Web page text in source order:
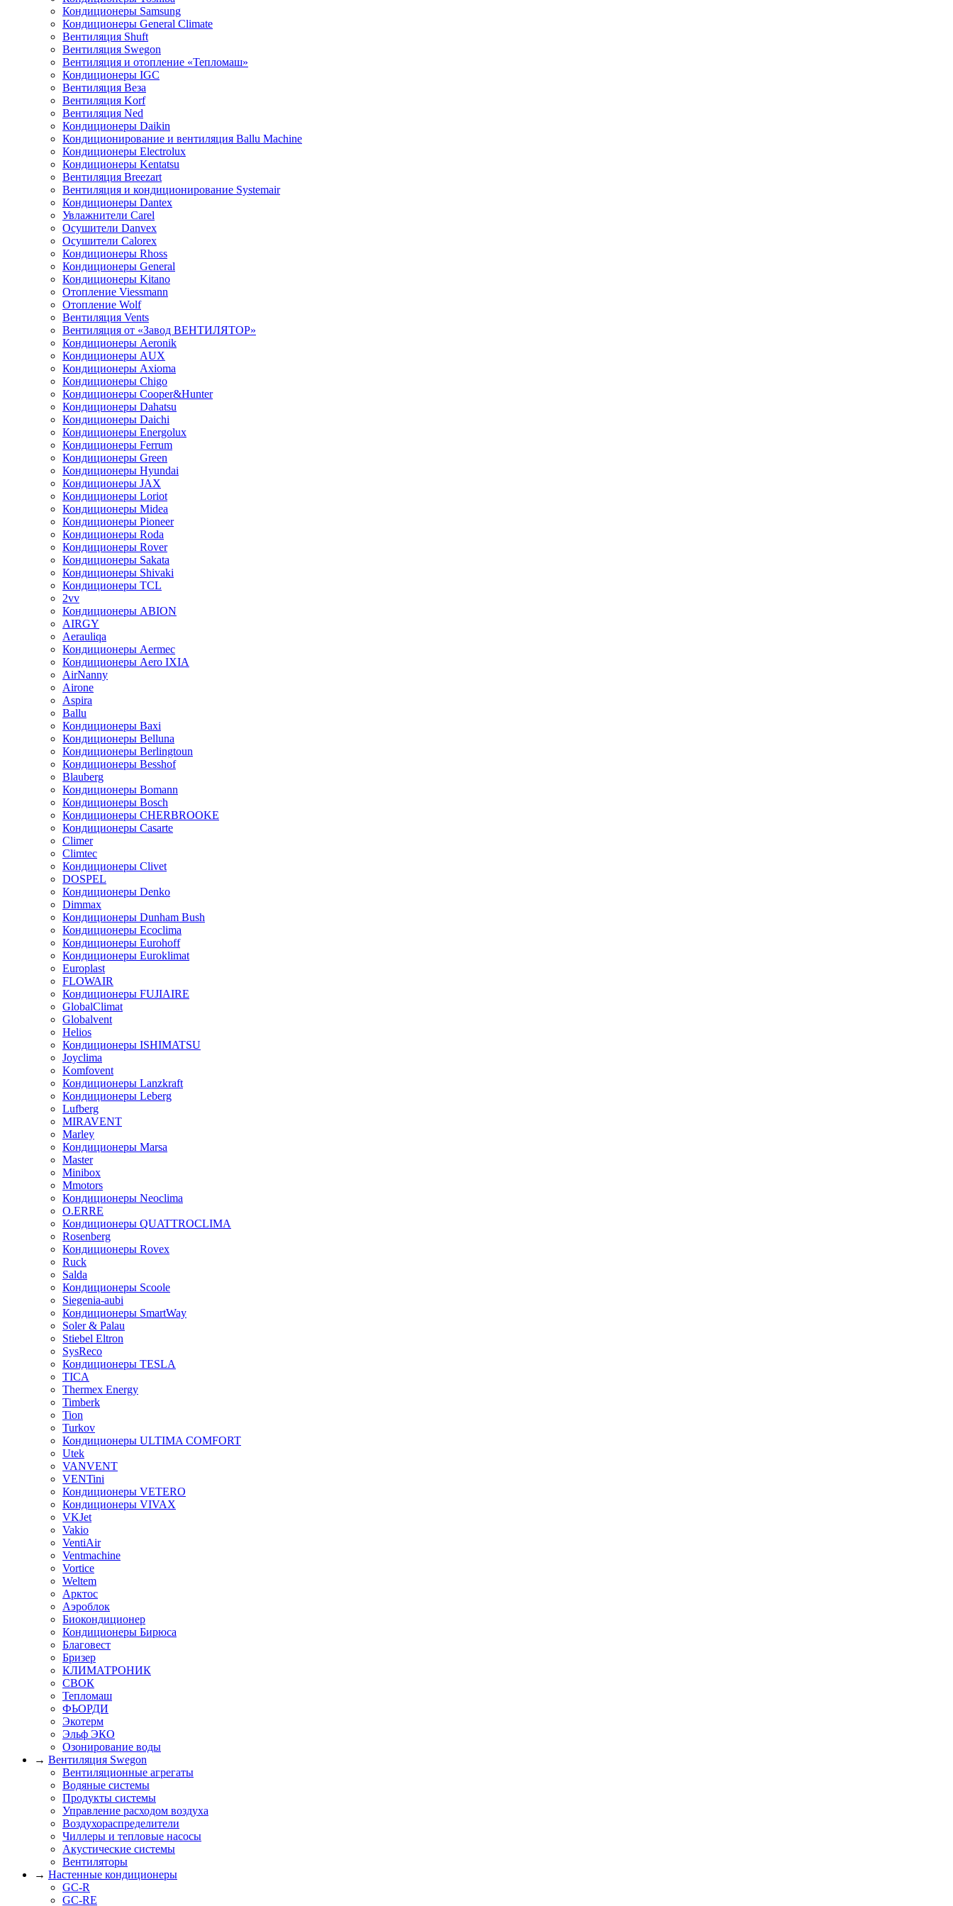
Кондиционеры Samsung
Кондиционеры General Climate
Вентиляция Shuft
Вентиляция Swegon
Вентиляция и отопление «Тепломаш»
Кондиционеры IGC
Вентиляция Веза
Вентиляция Korf
Вентиляция Ned
Кондиционеры Daikin
Кондиционирование и вентиляция Ballu Machine
Кондиционеры Electrolux
Кондиционеры Kentatsu
Вентиляция Breezart
Вентиляция и кондиционирование Systemair
Кондиционеры Dantex
Увлажнители Carel
Осушители Danvex
Осушители Calorex
Кондиционеры Rhoss
Кондиционеры General
Кондиционеры Kitano
Отопление Viessmann
Отопление Wolf
Вентиляция Vents
Вентиляция от «Завод ВЕНТИЛЯТОР»
Кондиционеры Aeronik
Кондиционеры AUX
Кондиционеры Axioma
Кондиционеры Chigo
Кондиционеры Cooper&Hunter
Кондиционеры Dahatsu
Кондиционеры Daichi
Кондиционеры Energolux
Кондиционеры Ferrum
Кондиционеры Green
Кондиционеры Hyundai
Кондиционеры JAX
Кондиционеры Loriot
Кондиционеры Midea
Кондиционеры Pioneer
Кондиционеры Roda
Кондиционеры Rover
Кондиционеры Sakata
Кондиционеры Shivaki
Кондиционеры TCL
2vv
Кондиционеры ABION
AIRGY
Aerauliqa
Кондиционеры Aermec
Кондиционеры Aero IXIA
AirNanny
Airone
Aspira
Ballu
Кондиционеры Baxi
Кондиционеры Belluna
Кондиционеры Berlingtoun
Кондиционеры Besshof
Blauberg
Кондиционеры Bomann
Кондиционеры Bosch
Кондиционеры CHERBROOKE
Кондиционеры Casarte
Climer
Climtec
Кондиционеры Clivet
DOSPEL
Кондиционеры Denko
Dimmax
Кондиционеры Dunham Bush
Кондиционеры Ecoclima
Кондиционеры Eurohoff
Кондиционеры Euroklimat
Europlast
FLOWAIR
Кондиционеры FUJIAIRE
GlobalClimat
Globalvent
Helios
Кондиционеры ISHIMATSU
Joyclima
Komfovent
Кондиционеры Lanzkraft
Кондиционеры Leberg
Lufberg
MIRAVENT
Marley
Кондиционеры Marsa
Master
Minibox
Mmotors
Кондиционеры Neoclima
O.ERRE
Кондиционеры QUATTROCLIMA
Rosenberg
Кондиционеры Rovex
Ruck
Salda
Кондиционеры Scoole
Siegenia-aubi
Кондиционеры SmartWay
Soler & Palau
Stiebel Eltron
SysReco
Кондиционеры TESLA
TICA
Thermex Energy
Timberk
Tion
Turkov
Кондиционеры ULTIMA COMFORT
Utek
VANVENT
VENTini
Кондиционеры VETERO
Кондиционеры VIVAX
VKJet
Vakio
VentiAir
Ventmachine
Vortice
Weltem
Арктос
Аэроблок
Биокондиционер
Кондиционеры Бирюса
Благовест
Бризер
КЛИМАТРОНИК
СВОК
Тепломаш
ФЬОРДИ
Экотерм
Эльф ЭКО
Озонирование воды
→ Вентиляция Swegon
Вентиляционные агрегаты
Водяные системы
Продукты системы
Управление расходом воздуха
Воздухораспределители
Чиллеры и тепловые насосы
Акустические системы
Вентиляторы
→ Настенные кондиционеры
GC-R
GC-RE